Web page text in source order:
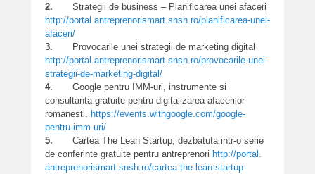
2. Strategii de business – Planificarea unei afaceri
http://portal.antreprenorismart.snsh.ro/planificarea-unei-
afaceri/
3. Provocarile unei strategii de marketing digital
http://portal.antreprenorismart.snsh.ro/provocarile-unei-
strategii-de-marketing-digital/
4. Google pentru IMM-uri, instrumente si
consultanta gratuite pentru digitalizarea afacerilor
romanesti. https://events.withgoogle.com/google-
pentru-imm-uri/
5. Cartea The Lean Startup, dezbatuta intr-o serie
de conferinte gratuite pentru antreprenori http://portal.
antreprenorismart.snsh.ro/cartea-the-lean-startup-